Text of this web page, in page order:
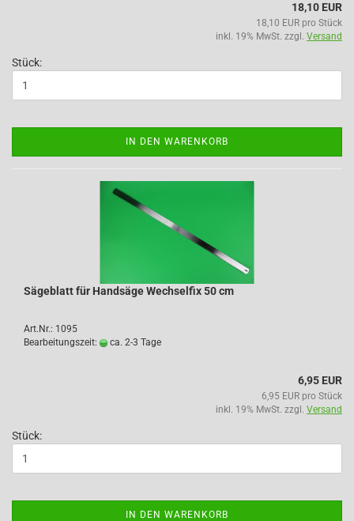
18,10 EUR
18,10 EUR pro Stück
inkl. 19% MwSt. zzgl. Versand
Stück:
IN DEN WARENKORB
Sägeblatt für Handsäge Wechselfix 50 cm
Art.Nr.: 1095
Bearbeitungszeit:
ca. 2-3 Tage
6,95 EUR
6,95 EUR pro Stück
inkl. 19% MwSt. zzgl. Versand
Stück:
IN DEN WARENKORB